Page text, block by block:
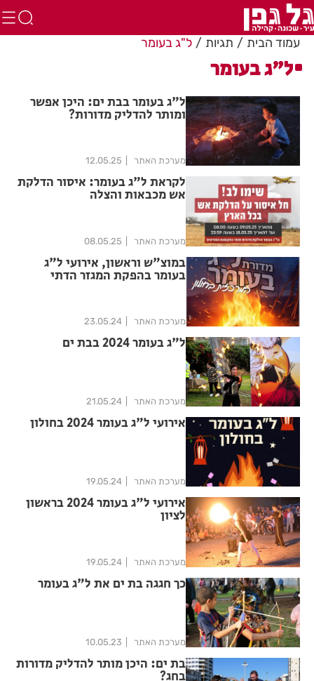
עמוד הבית תגיות ל"ג בעומר
ל"ג בעומר
ל"ג בעומר בבת ים: היכן אפשר
ומותר להדליק מדורות?
מערכת האתר 12.05.25
לקראת ל"ג בעומר: איסור הדלקת
אש מכבאות והצלה
מערכת האתר 08.05.25
במוצ"ש וראשון, אירועי ל"ג
בעומר בהפקת המגזר הדתי
מערכת האתר 23.05.24
ל"ג בעומר 2024 בבת ים
מערכת האתר 21.05.24
אירועי ל"ג בעומר 2024 בחולון
מערכת האתר 19.05.24
אירועי ל"ג בעומר 2024 בראשון
לציון
מערכת האתר 19.05.24
כך חגגה בת ים את ל"ג בעומר
מערכת האתר 10.05.23
בת ים: היכן מותר להדליק מדורות
בחג?